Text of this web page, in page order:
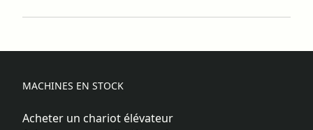
MACHINES EN STOCK
Acheter un chariot élévateur